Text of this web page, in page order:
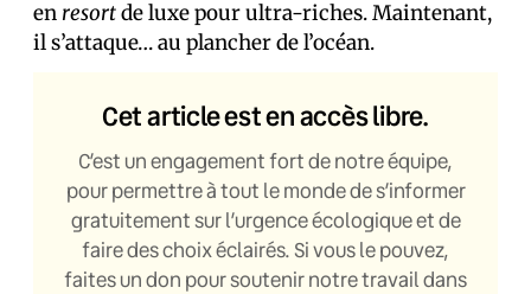
en resortde luxe pour ultra-riches. Maintenant,
il s’attaque… au plancher de l’océan.
Cet article est en accès libre.
C’est un engagement fort de notre équipe,
pour permettre à tout le monde de s’informer
gratuitement sur l’urgence écologique et de
faire des choix éclairés. Si vous le pouvez,
faites un don pour soutenir notre travail dans